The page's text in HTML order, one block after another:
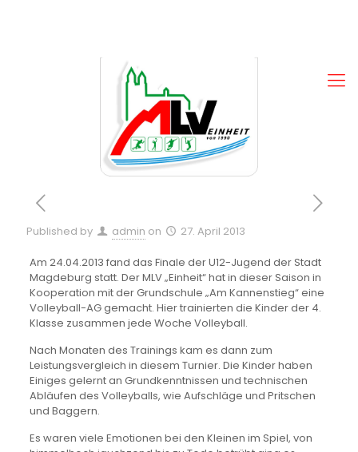
Published by admin on 27. April 2013
Am 24.04.2013 fand das Finale der U12-Jugend der Stadt
Magdeburg statt. Der MLV „Einheit“ hat in dieser Saison in
Kooperation mit der Grundschule „Am Kannenstieg“ eine
Volleyball-AG gemacht. Hier trainierten die Kinder der 4.
Klasse zusammen jede Woche Volleyball.
Nach Monaten des Trainings kam es dann zum
Leistungsvergleich in diesem Turnier. Die Kinder haben
Einiges gelernt an Grundkenntnissen und technischen
Abläufen des Volleyballs, wie Aufschläge und Pritschen
und Baggern.
Es waren viele Emotionen bei den Kleinen im Spiel, von